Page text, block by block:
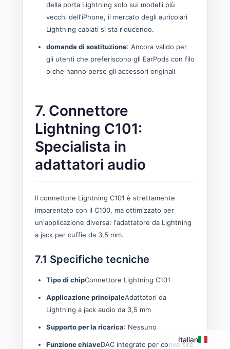
della porta Lightning solo sui modelli più
vecchi dell'iPhone, il mercato degli auricolari
Lightning cablati si sta riducendo.
domanda di sostituzione: Ancora valido per
gli utenti che preferiscono gli EarPods con filo
o che hanno perso gli accessori originali
7. Connettore
Lightning C101:
Specialista in
adattatori audio
Il connettore Lightning C101 è strettamente
imparentato con il C100, ma ottimizzato per
un'applicazione diversa: l'adattatore da Lightning
a jack per cuffie da 3,5 mm.
7.1 Specifiche tecniche
Tipo di chipConnettore Lightning C101
Applicazione principaleAdattatori da
Lightning a jack audio da 3,5 mm
Supporto per la ricarica: Nessuno
Funzione chiaveDAC integrato per convertire
Italian